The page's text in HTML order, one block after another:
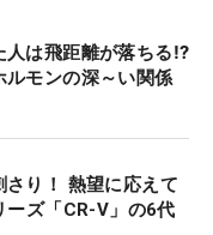
人は飛距離が落ちる⁉
ルモンの深～い関係
さり！ 熱望に応えて
ーズ「CR-V」の6代